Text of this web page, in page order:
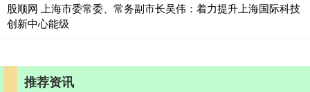
股顺网 上海市委常委、常务副市长吴伟：着力提升上海国际科技
创新中心能级
推荐资讯